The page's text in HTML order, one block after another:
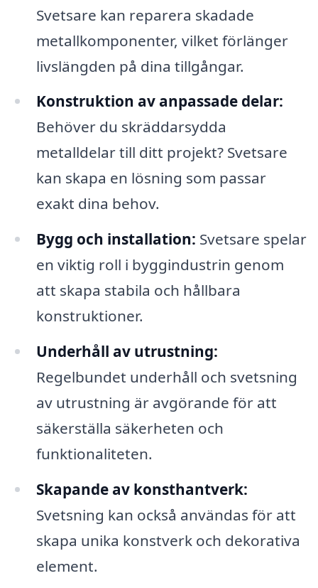
Svetsare kan reparera skadade
metallkomponenter, vilket förlänger
livslängden på dina tillgångar.
Konstruktion av anpassade delar:
Behöver du skräddarsydda
metalldelar till ditt projekt? Svetsare
kan skapa en lösning som passar
exakt dina behov.
Bygg och installation: Svetsare spelar
en viktig roll i byggindustrin genom
att skapa stabila och hållbara
konstruktioner.
Underhåll av utrustning:
Regelbundet underhåll och svetsning
av utrustning är avgörande för att
säkerställa säkerheten och
funktionaliteten.
Skapande av konsthantverk:
Svetsning kan också användas för att
skapa unika konstverk och dekorativa
element.